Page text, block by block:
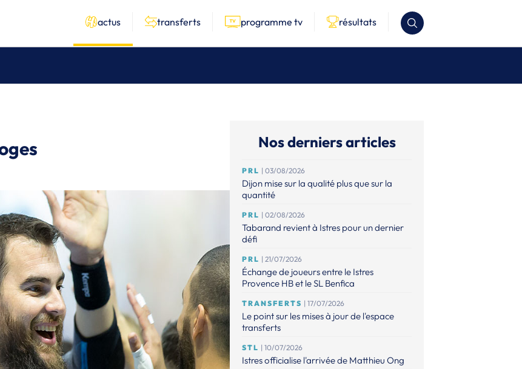
actus transferts programme tv résultats
Nos derniers articles
PRL | 03/08/2026
Dijon mise sur la qualité plus que sur la
quantité
PRL | 02/08/2026
Tabarand revient à Istres pour un dernier
défi
PRL | 21/07/2026
Échange de joueurs entre le Istres
Provence HB et le SL Benfica
TRANSFERTS | 17/07/2026
Le point sur les mises à jour de l'espace
transferts
STL | 10/07/2026
Istres officialise l'arrivée de Matthieu Ong